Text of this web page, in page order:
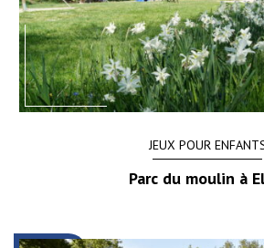
JEUX POUR
Parc du moulin à